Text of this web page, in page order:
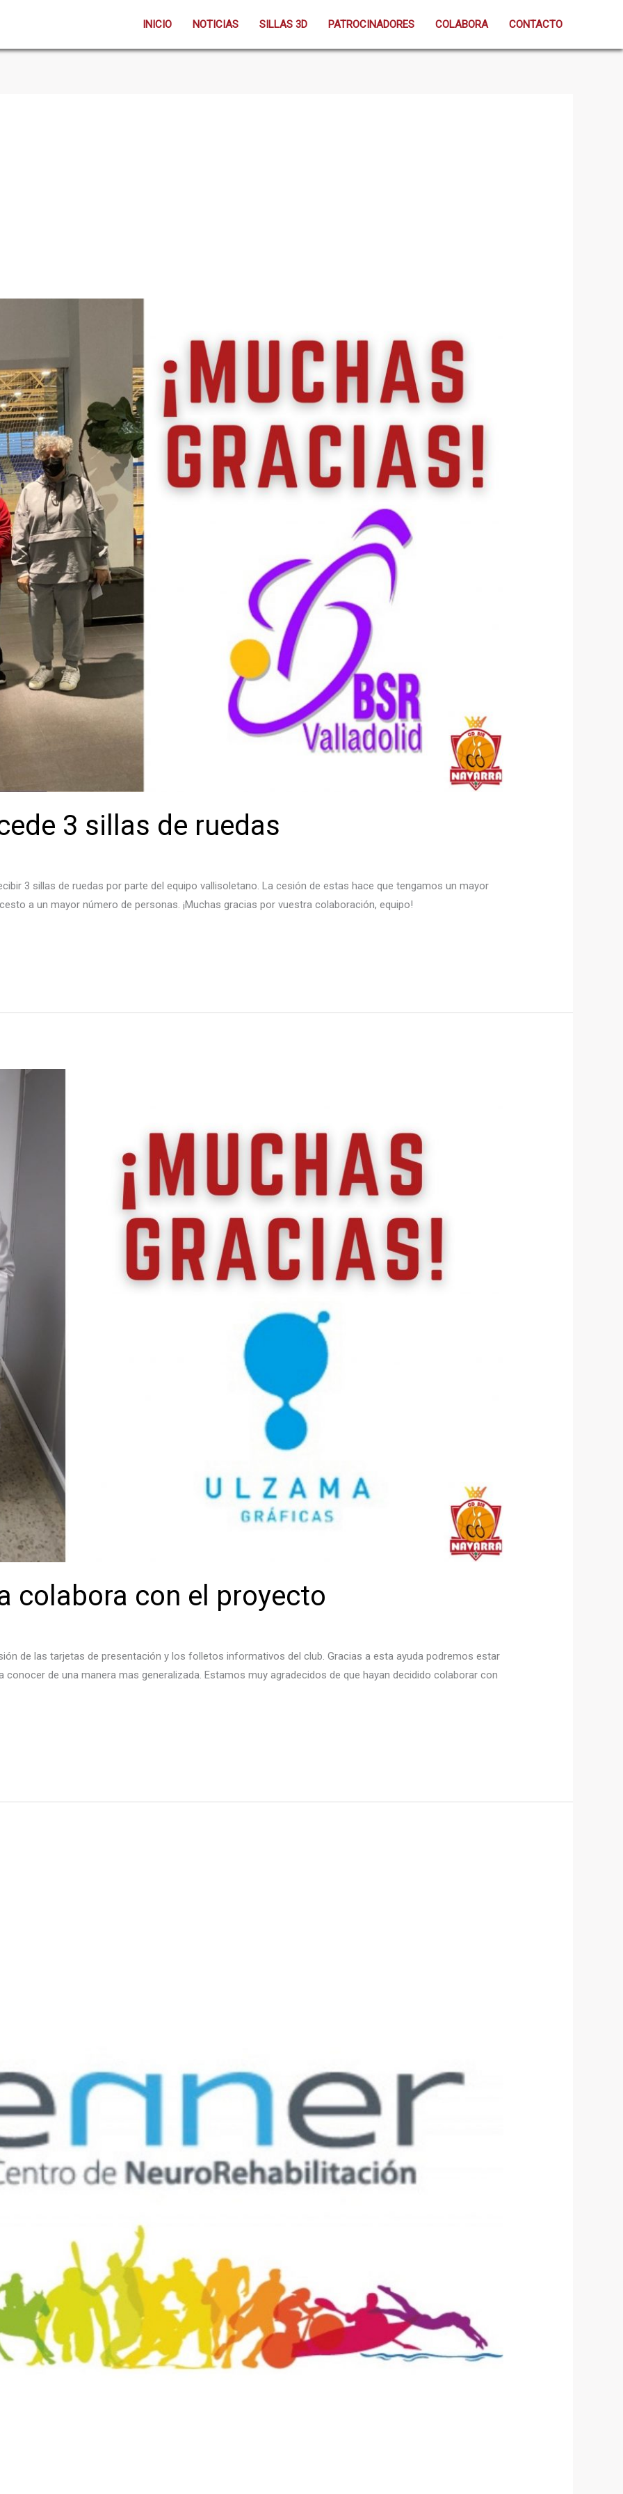
INICIO NOTICIAS SILLAS 3D PATROCINADORES COLABORA CONTACTO
3 sillas de ruedas
3 sillas de ruedas por parte del equipo vallisoletano. La cesión de estas hace que tengamos un mayor
a un mayor número de personas. ¡Muchas gracias por vuestra colaboración, equipo!
colabora con el proyecto
de las tarjetas de presentación y los folletos informativos del club. Gracias a esta ayuda podremos estar
de una manera mas generalizada. Estamos muy agradecidos de que hayan decidido colaborar con